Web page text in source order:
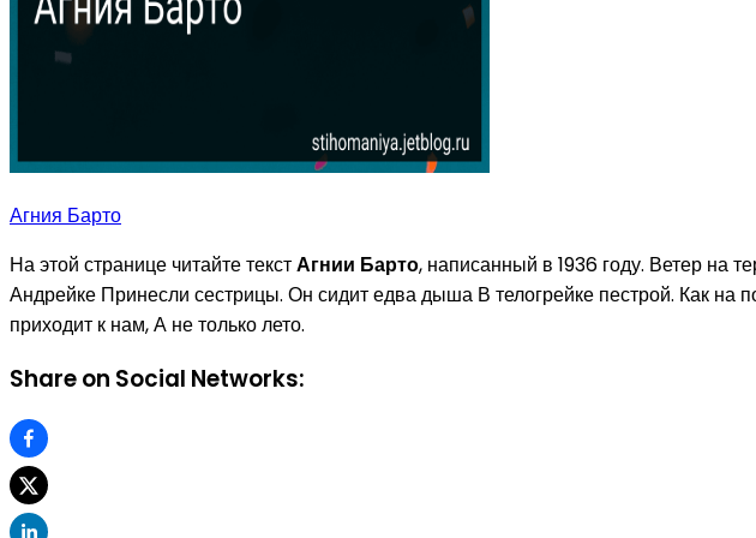
Агния Барто
На этой странице читайте текстАгнии Барто, написанный в 1936 году. Ветер на
Андрейке Принесли сестрицы. Он сидит едва дыша В телогрейке пестрой. Как
приходит к нам, А не только лето.
Share on Social Networks: